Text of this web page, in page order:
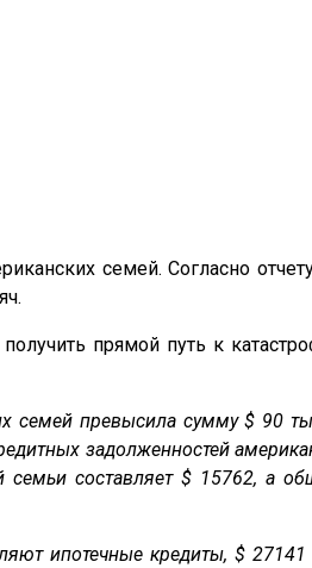
семей. Согласно
прямой путь к
семей превысила сумму $ 90
задолженностей
семьи составляет $ 15762, а
ипотечные кредиты, $